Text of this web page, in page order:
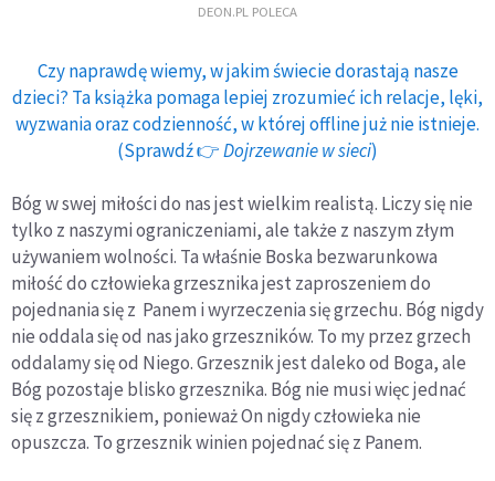
DEON.PL POLECA
Czy naprawdę wiemy, w jakim świecie dorastają nasze
dzieci? Ta książka pomaga lepiej zrozumieć ich relacje, lęki,
wyzwania oraz codzienność, w której offline już nie istnieje.
(Sprawdź 👉Dojrzewanie w sieci)
Bóg w swej miłości do nas jest wielkim realistą. Liczy się nie
tylko z naszymi ograniczeniami, ale także z naszym złym
używaniem wolności. Ta właśnie Boska bezwarunkowa
miłość do człowieka grzesznika jest zaproszeniem do
pojednania się z Panem i wyrzeczenia się grzechu. Bóg nigdy
nie oddala się od nas jako grzeszników. To my przez grzech
oddalamy się od Niego. Grzesznik jest daleko od Boga, ale
Bóg pozostaje blisko grzesznika. Bóg nie musi więc jednać
się z grzesznikiem, ponieważ On nigdy człowieka nie
opuszcza. To grzesznik winien pojednać się z Panem.